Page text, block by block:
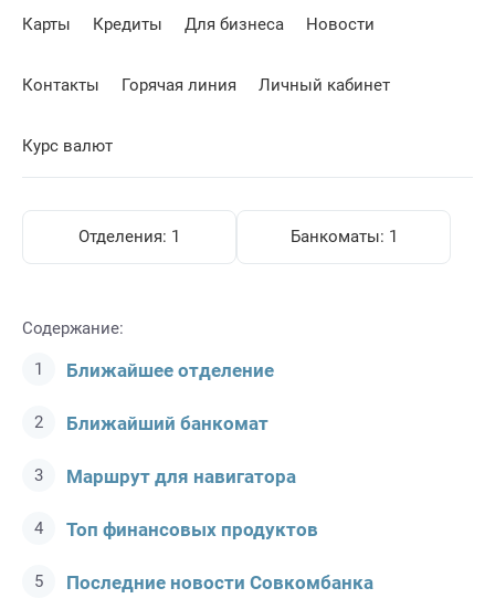
Карты Кредиты Для бизнеса Новости
Контакты Горячая линия Личный кабинет
Курс валют
Отделения: 1 Банкоматы: 1
Содержание:
Ближайшее отделение
Ближайший банкомат
Маршрут для навигатора
Топ финансовых продуктов
Последние новости Совкомбанкa